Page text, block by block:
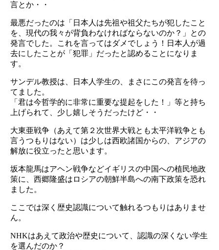
言とか・・
最悪だったのは「日本人は先祖や祖父たちが犯したこと
を、現代の我々が背負わなければならないのか？」との
発言でした。これを言ってはダメでしょう！日本人が過
去にしたことが「犯罪」だったと認めることになりま
す。
サンデル教授は、日本人学生の、まさにこの発言を待っ
てました。
「君は今哲学的に非常に重要な提起をした！」等と持ち
上げられて、少し嬉しそうだったけど・・
大東亜戦争（あえて第２次世界大戦とも太平洋戦争とも
言うつもりはない）は少しは西欧諸国からの、アジアの
解放に役立ったと思います。
坂本龍馬はアヘン戦争などイギリスの中国への植民地政
策に、西郷隆盛はロシアの朝鮮半島への南下政策を恐れ
ました。
ここでは深く歴史認識について触れるつもりはありませ
ん。
NHKはあえて政治や歴史について、認識の深くない学生
を選んだのか？